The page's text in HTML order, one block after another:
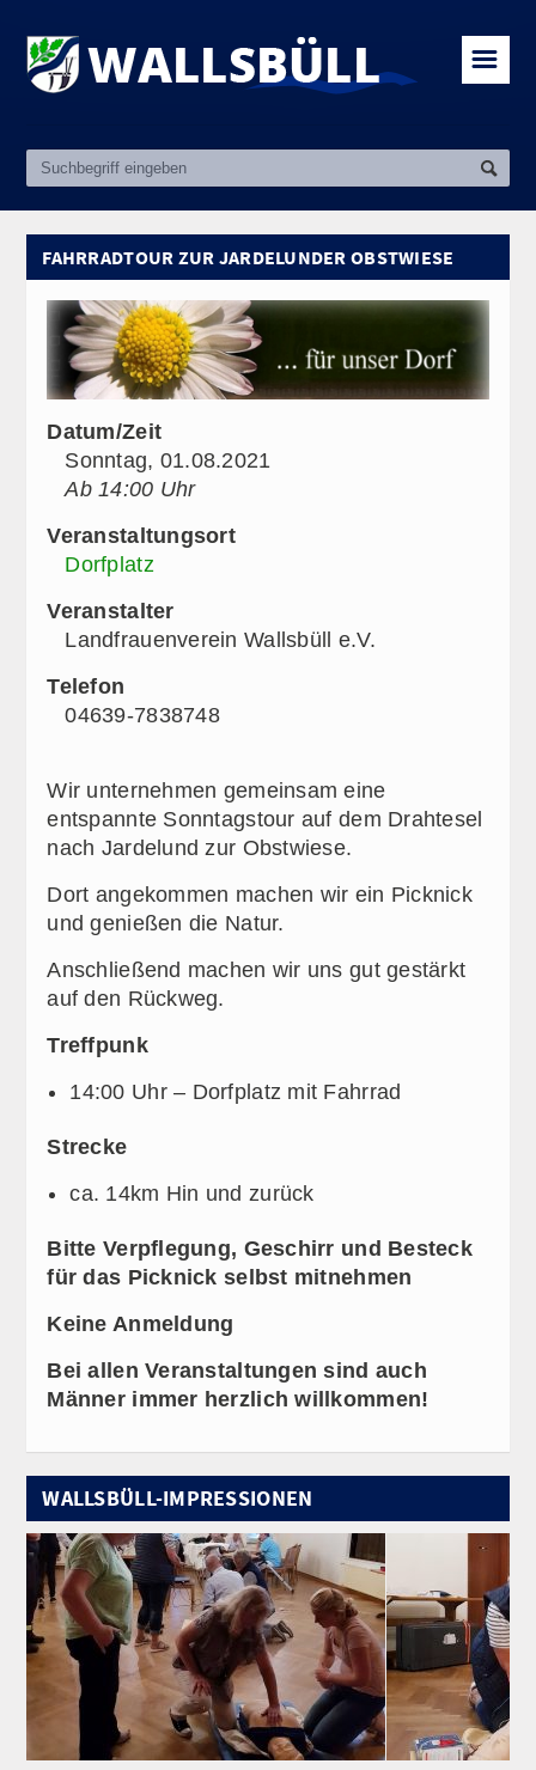
☰
FAHRRADTOUR ZUR JARDELUNDER OBSTWIESE
Datum/Zeit
Sonntag, 01.08.2021
Ab 14:00 Uhr
Veranstaltungsort
Dorfplatz
Veranstalter
Landfrauenverein Wallsbüll e.V.
Telefon
04639-7838748
Wir unternehmen gemeinsam eine
entspannte Sonntagstour auf dem Drahtesel
nach Jardelund zur Obstwiese.
Dort angekommen machen wir ein Picknick
und genießen die Natur.
Anschließend machen wir uns gut gestärkt
auf den Rückweg.
Treffpunk
14:00 Uhr – Dorfplatz mit Fahrrad
Strecke
ca. 14km Hin und zurück
Bitte Verpflegung, Geschirr und Besteck
für das Picknick selbst mitnehmen
Keine Anmeldung
Bei allen Veranstaltungen sind auch
Männer immer herzlich willkommen!
WALLSBÜLL-IMPRESSIONEN